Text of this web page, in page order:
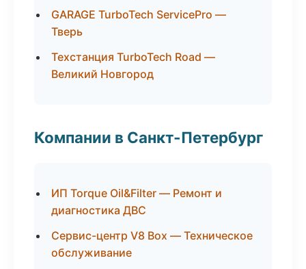
GARAGE TurboTech ServicePro —
Тверь
Техстанция TurboTech Road —
Великий Новгород
Компании в Санкт-Петербург
ИП Torque Oil&Filter — Ремонт и
диагностика ДВС
Сервис-центр V8 Box — Техническое
обслуживание